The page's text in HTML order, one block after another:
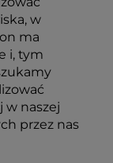
w
ma
i, tym
w naszej
przez nas